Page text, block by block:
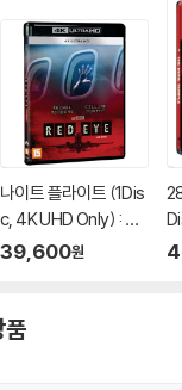
나이트 플라이트 (1Dis
c, 4K UHD Only) : 블
루레이
39,600원
품